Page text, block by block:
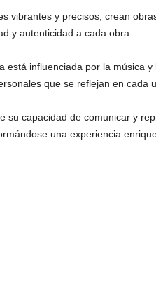
vibrantes y precisos, crean
y autenticidad a cada obra.
está influenciada por la música
que se reflejan en cada
su capacidad de comunicar y
una experiencia